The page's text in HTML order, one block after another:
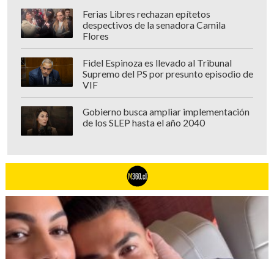
Ferias Libres rechazan epítetos
despectivos de la senadora Camila
Flores
Fidel Espinoza es llevado al Tribunal
Supremo del PS por presunto episodio de
VIF
Gobierno busca ampliar implementación
de los SLEP hasta el año 2040